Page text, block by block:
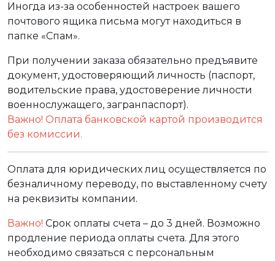
Иногда из-за особенностей настроек вашего
почтового ящика письма могут находиться в
папке «Спам».
При получении заказа обязательно предъявите
документ, удостоверяющий личность (паспорт,
водительские права, удостоверение личности
военнослужащего, загранпаспорт).
Важно! Оплата банковской картой производится
без комиссии.
Оплата для юридических лиц осуществляется по
безналичному переводу, по выставленному счету
на реквизиты компании.
Важно! Срок оплаты счета – до 3 дней. Возможно
продление периода оплаты счета. Для этого
необходимо связаться с персональным